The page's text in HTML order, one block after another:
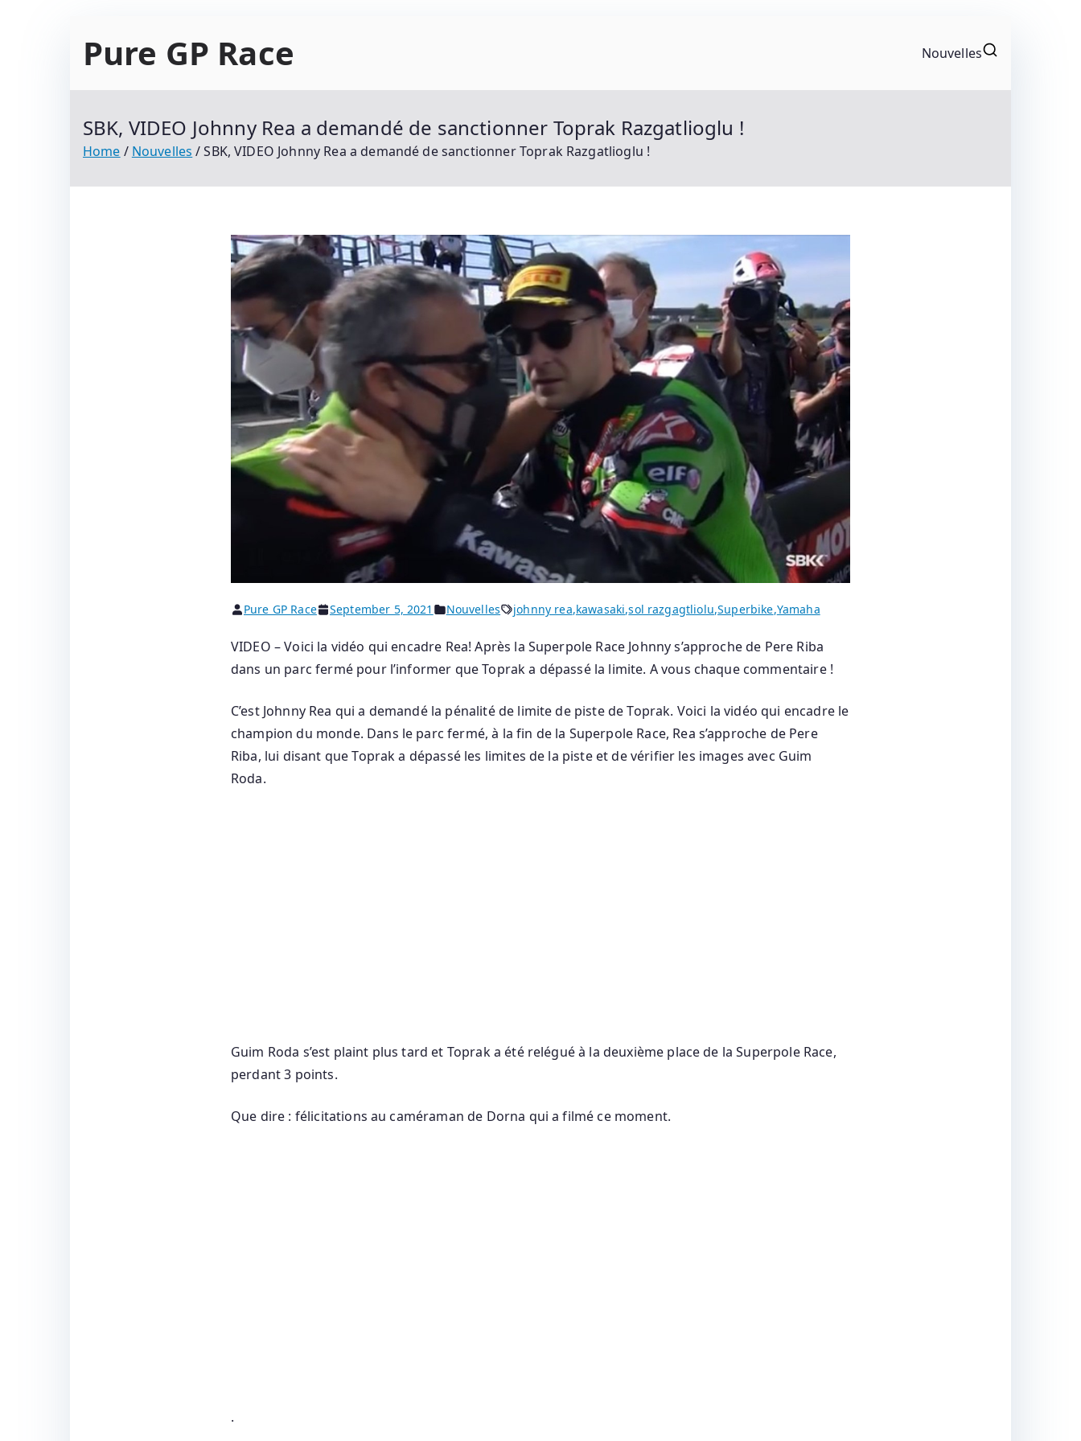
Pure GP Race Nouvelles
SBK, VIDEO Johnny Rea a demandé de sanctionner Toprak Razgatlioglu !
Home Nouvelles SBK, VIDEO Johnny Rea a demandé de sanctionner Toprak Razgatlioglu !
Pure GP Race September 5, 2021 Nouvelles johnny rea,kawasaki,sol razgagtliolu,Superbike,Yamaha
VIDEO – Voici la vidéo qui encadre Rea! Après la Superpole Race Johnny s’approche de Pere Riba
dans un parc fermé pour l’informer que Toprak a dépassé la limite. A vous chaque commentaire !
C’est Johnny Rea qui a demandé la pénalité de limite de piste de Toprak. Voici la vidéo qui encadre le
champion du monde. Dans le parc fermé, à la fin de la Superpole Race, Rea s’approche de Pere
Riba, lui disant que Toprak a dépassé les limites de la piste et de vérifier les images avec Guim
Roda.
Guim Roda s’est plaint plus tard et Toprak a été relégué à la deuxième place de la Superpole Race,
perdant 3 points.
Que dire : félicitations au caméraman de Dorna qui a filmé ce moment.
.